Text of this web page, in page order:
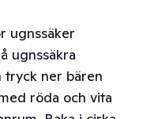
ugnssäker
ugnssäkra
tryck ner bären
röda och vita